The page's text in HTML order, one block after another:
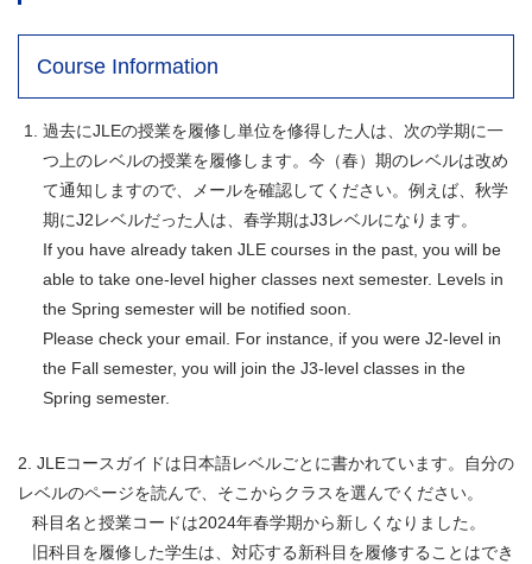
Course Information
過去にJLEの授業を履修し単位を修得した人は、 次の学期に一
つ上のレベルの授業を履修します。今（春） 期のレベルは改め
て通知しますので、メールを確認してください。例えば、秋学
期にJ2レベルだった人は、 春学期はJ3レベルになります。
If you have already taken JLE courses in the past, you will be
able to take one-level higher classes next semester. Levels in
the Spring semester will be notified soon.
Please check your email. For instance, if you were J2-level in
the Fall semester, you will join the J3-level classes in the
Spring semester.
2. JLEコースガイドは日本語レベルごとに書かれています。
自分の
レベルのページを読んで、 そこからクラスを選んでください。
科目名と授業コードは2024年春学期から新しくなりました。
旧科目を履修した学生は、 対応する新科目を履修することはでき